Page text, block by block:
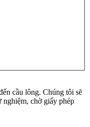
cầu lông. Chúng tôi sẽ
nghiệm, chờ giấy phép